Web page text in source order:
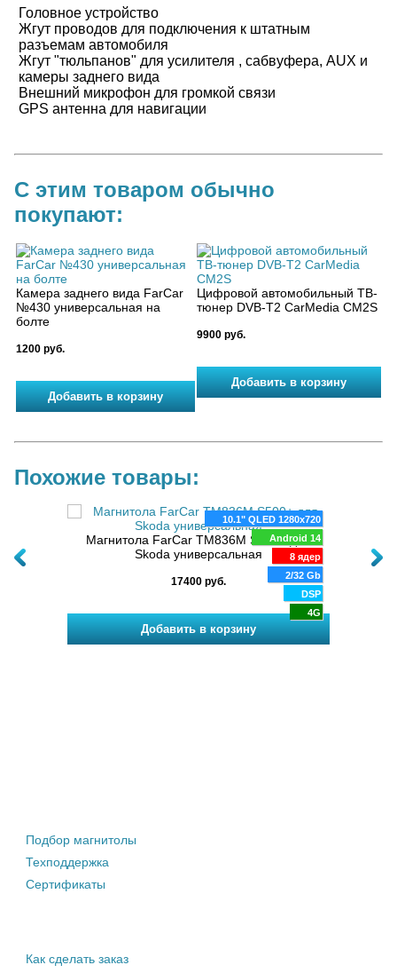
Головное устройство
Жгут проводов для подключения к штатным
разъемам автомобиля
Жгут "тюльпанов" для усилителя , сабвуфера, AUX и
камеры заднего вида
Внешний микрофон для громкой связи
GPS антенна для навигации
С этим товаром обычно
покупают:
Камера заднего вида FarCar
№430 универсальная на
болте
1200 руб.
Цифровой автомобильный ТВ-
тюнер DVB-T2 CarMedia CM2S
9900 руб.
Похожие товары:
ядер
10.1" QLED 1280x720
Android 14
8 ядер
2/32 Gb
DSP
4G
Магнитола FarCar TM836M S500+ для
Skoda универсальная
17400 руб.
Подбор магнитолы
Техподдержка
Сертификаты
Как сделать заказ